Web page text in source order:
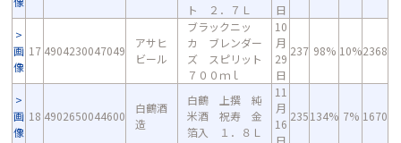
ト ２．７Ｌ
日
画
像
17 4904230047049
アサヒ
ビール
ブラックニッ
カ ブレンダー
ズ スピリット
７００ｍｌ
10
月
29
日
237 98% 10%2368
画
像
18 4902650044600
白鶴酒
造
白鶴 上撰 純
米酒 祝寿 金
箔入 １．８Ｌ
11
月
16
日
235134% 7% 1670